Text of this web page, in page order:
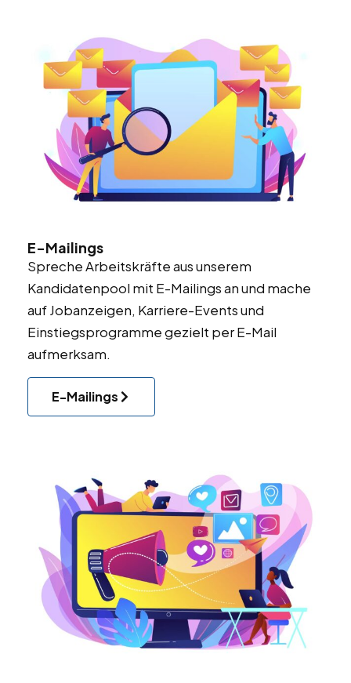
E-Mailings
Spreche Arbeitskräfte aus unserem
Kandidatenpool mit E-Mailings an und mache
auf Jobanzeigen, Karriere-Events und
Einstiegsprogramme gezielt per E-Mail
aufmerksam.
E-Mailings